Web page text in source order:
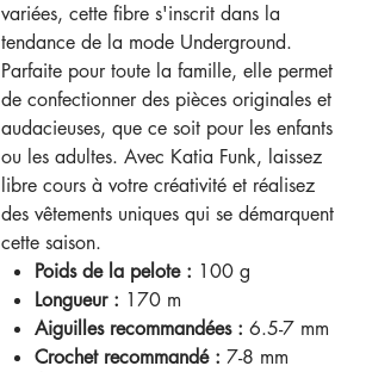
variées, cette fibre s'inscrit dans la
tendance de la mode Underground.
Parfaite pour toute la famille, elle permet
de confectionner des pièces originales et
audacieuses, que ce soit pour les enfants
ou les adultes. Avec Katia Funk, laissez
libre cours à votre créativité et réalisez
des vêtements uniques qui se démarquent
cette saison.
Poids de la pelote : 100 g
Longueur : 170 m
Aiguilles recommandées : 6.5-7 mm
Crochet recommandé : 7-8 mm